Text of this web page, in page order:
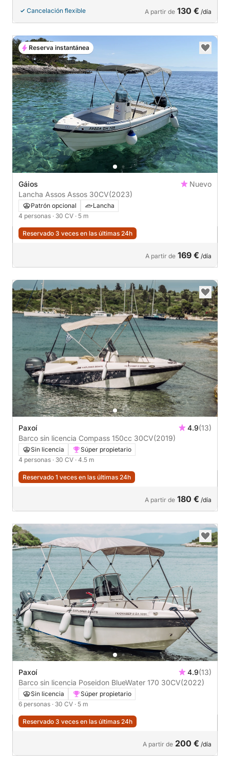
Cancelación flexible A partir de 130 € /día
Gáios
Nuevo
Lancha Assos Assos 30CV(2023)
Patrón opcional
Lancha
4 personas · 30 CV · 5 m
Reservado 3 veces en las últimas 24h
A partir de 169 € /día
Reserva instantánea
Paxoí 4.9(13)
Barco sin licencia Compass 150cc 30CV(2019)
Sin licencia
Súper propietario
4 personas · 30 CV · 4.5 m
Reservado 1 veces en las últimas 24h
A partir de 180 € /día
Paxoí 4.9(13)
Barco sin licencia Poseidon BlueWater 170 30CV(2022)
Sin licencia
Súper propietario
6 personas · 30 CV · 5 m
Reservado 3 veces en las últimas 24h
A partir de 200 € /día